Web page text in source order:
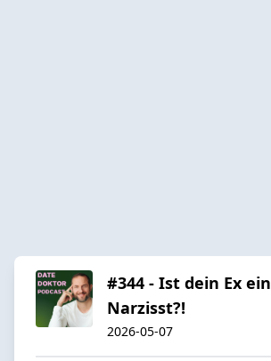
#344 - Ist dein Ex ein
Narzisst?!
2026-05-07